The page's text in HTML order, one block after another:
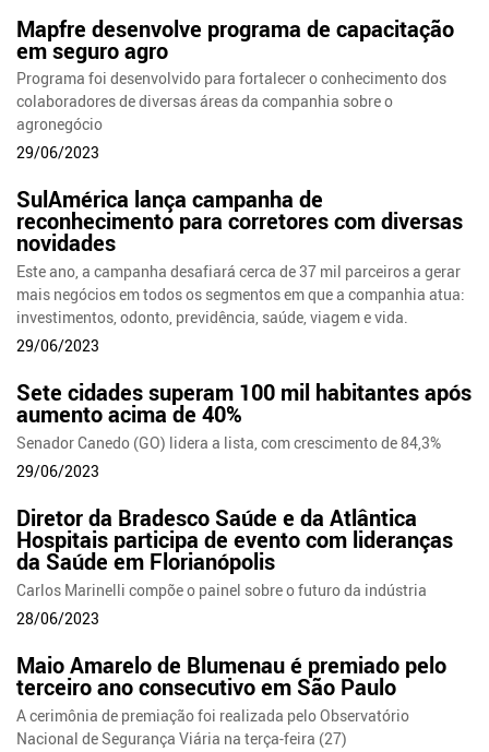
Mapfre desenvolve programa de capacitação
em seguro agro
Programa foi desenvolvido para fortalecer o conhecimento dos
colaboradores de diversas áreas da companhia sobre o
agronegócio
29/06/2023
SulAmérica lança campanha de
reconhecimento para corretores com diversas
novidades
Este ano, a campanha desafiará cerca de 37 mil parceiros a gerar
mais negócios em todos os segmentos em que a companhia atua:
investimentos, odonto, previdência, saúde, viagem e vida.
29/06/2023
Sete cidades superam 100 mil habitantes após
aumento acima de 40%
Senador Canedo (GO) lidera a lista, com crescimento de 84,3%
29/06/2023
Diretor da Bradesco Saúde e da Atlântica
Hospitais participa de evento com lideranças
da Saúde em Florianópolis
Carlos Marinelli compõe o painel sobre o futuro da indústria
28/06/2023
Maio Amarelo de Blumenau é premiado pelo
terceiro ano consecutivo em São Paulo
A cerimônia de premiação foi realizada pelo Observatório
Nacional de Segurança Viária na terça-feira (27)